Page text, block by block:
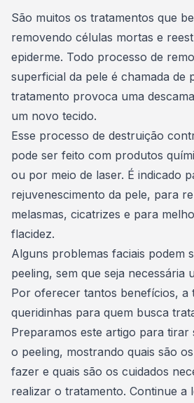
São muitos os tratamentos que
removendo células mortas e
epiderme. Todo processo de
superficial da pele é chamada de
tratamento provoca uma
um novo tecido.
Esse processo de destruição
pode ser feito com produtos
ou por meio de laser. É indicado
rejuvenescimento da pele, para
melasmas, cicatrizes e para
flacidez.
Alguns problemas faciais podem
peeling, sem que seja necessária
Por oferecer tantos benefícios, a
queridinhas para quem busca
Preparamos este artigo para tirar
o peeling, mostrando quais são
fazer e quais são os cuidados
realizar o tratamento. Continue a